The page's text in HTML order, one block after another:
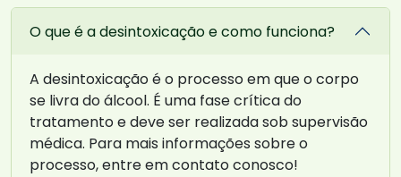
O que é a desintoxicação e como funciona?
A desintoxicação é o processo em que o corpo
se livra do álcool. É uma fase crítica do
tratamento e deve ser realizada sob supervisão
médica. Para mais informações sobre o
processo, entre em contato conosco!